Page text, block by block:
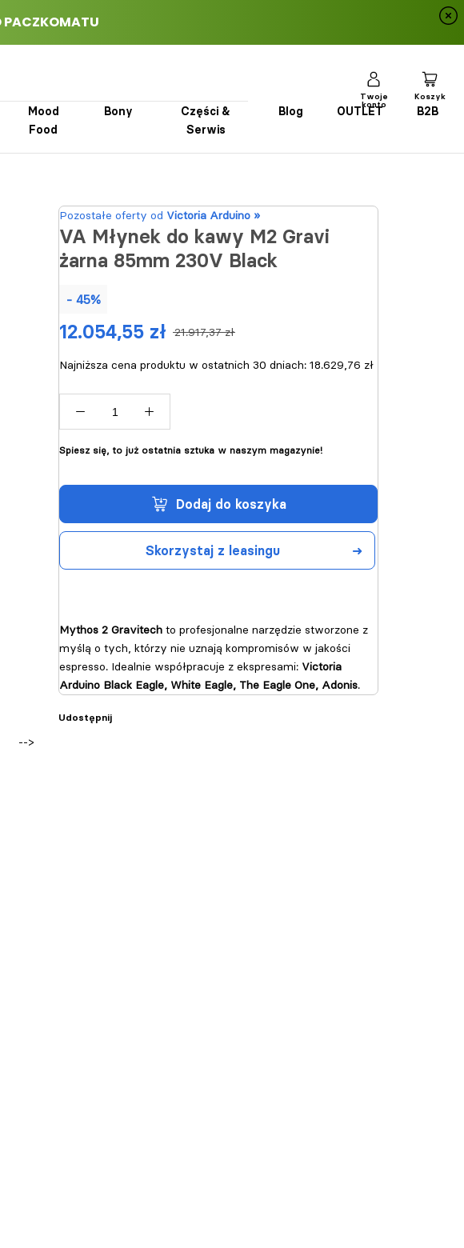
Mood
Food
Bony
Części &
Serwis
Blog OUTLET B2B
Twoje
konto
Koszyk
Pozostałe oferty od Victoria Arduino »
VA Młynek do kawy M2 Gravi
żarna 85mm 230V Black
- 45%
21.917,37 zł
12.054,55 zł
Najniższa cena produktu w ostatnich 30 dniach: 18.629,76 zł
Spiesz się, to już ostatnia sztuka w naszym magazynie!
dodaj do koszyka
skorzystaj z leasingu
Mythos 2 Gravitech to profesjonalne narzędzie stworzone z
myślą o tych, którzy nie uznają kompromisów w jakości
espresso. Idealnie współpracuje z ekspresami: Victoria
Arduino Black Eagle, White Eagle, The Eagle One, Adonis.
Udostępnij
-->